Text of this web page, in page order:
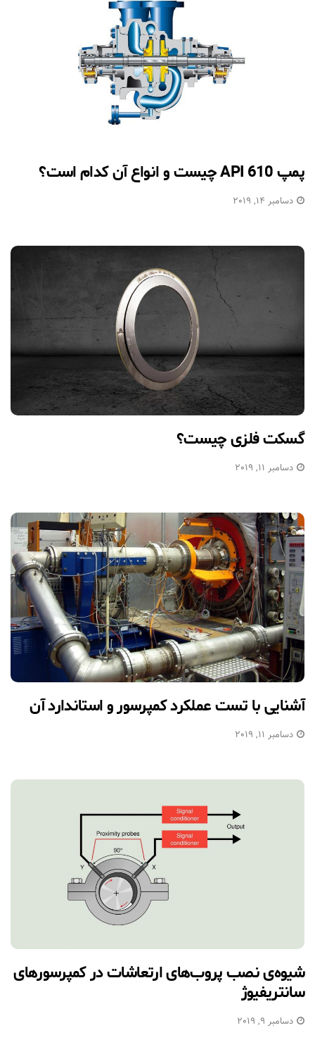
پمپ API 610 چیست و انواع آن کدام است؟
دسامبر 14, 2019
گسکت فلزی چیست؟
دسامبر 11, 2019
آشنایی با تست عملکرد کمپرسور و استاندارد آن
دسامبر 11, 2019
شیوه‌ی نصب پروب‌های ارتعاشات در کمپرسورهای
سانتریفیوژ
دسامبر 9, 2019